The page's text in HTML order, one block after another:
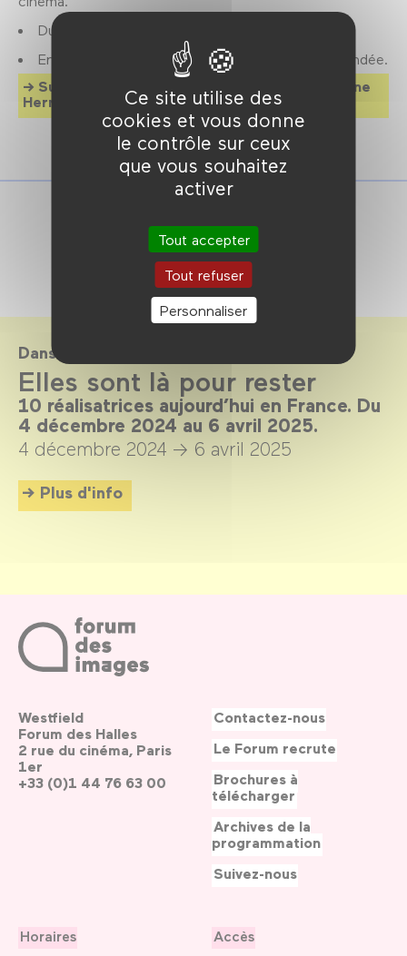
Ce site utilise des
cookies et vous donne
le contrôle sur ceux
que vous souhaitez
activer
Tout accepter
Tout refuser
Personnaliser
Durée : 1h30.
Entrée gratuite, réservation fortement recommandée.
Suivi de
de Jeanne
Herry à 20h30.
Dans le cadre de
Elles sont là pour rester
10 réalisatrices aujourd’hui en France. Du
4 décembre 2024 au 6 avril 2025.
4 décembre 2024 → 6 avril 2025
Plus d'info
Westfield
Forum des Halles
2 rue du cinéma, Paris
1er
+33 (0)1 44 76 63 00
Horaires
Accès
Contactez-nous
Le Forum recrute
Brochures à
télécharger
Archives de la
programmation
Suivez-nous